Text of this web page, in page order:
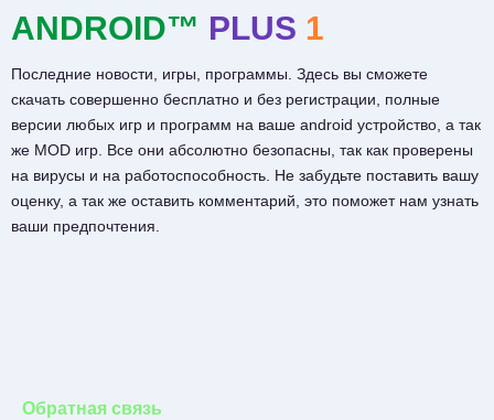
ANDROID™ PLUS 1
Последние новости, игры, программы. Здесь вы сможете
скачать совершенно бесплатно и без регистрации, полные
версии любых игр и программ на ваше android устройство, а так
же MOD игр. Все они абсолютно безопасны, так как проверены
на вирусы и на работоспособность. Не забудьте поставить вашу
оценку, а так же оставить комментарий, это поможет нам узнать
ваши предпочтения.
Обратная связь